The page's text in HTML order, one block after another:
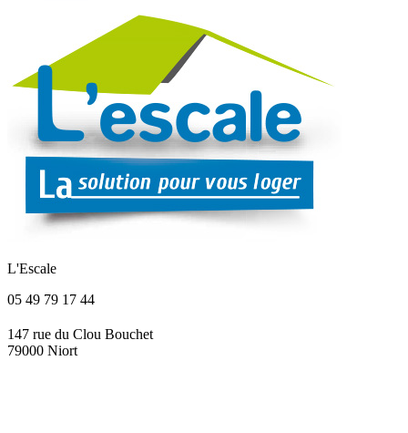
L'Escale
05 49 79 17 44
147 rue du Clou Bouchet
79000 Niort